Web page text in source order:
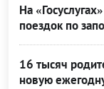
На
поездок по
16 тысяч
новую